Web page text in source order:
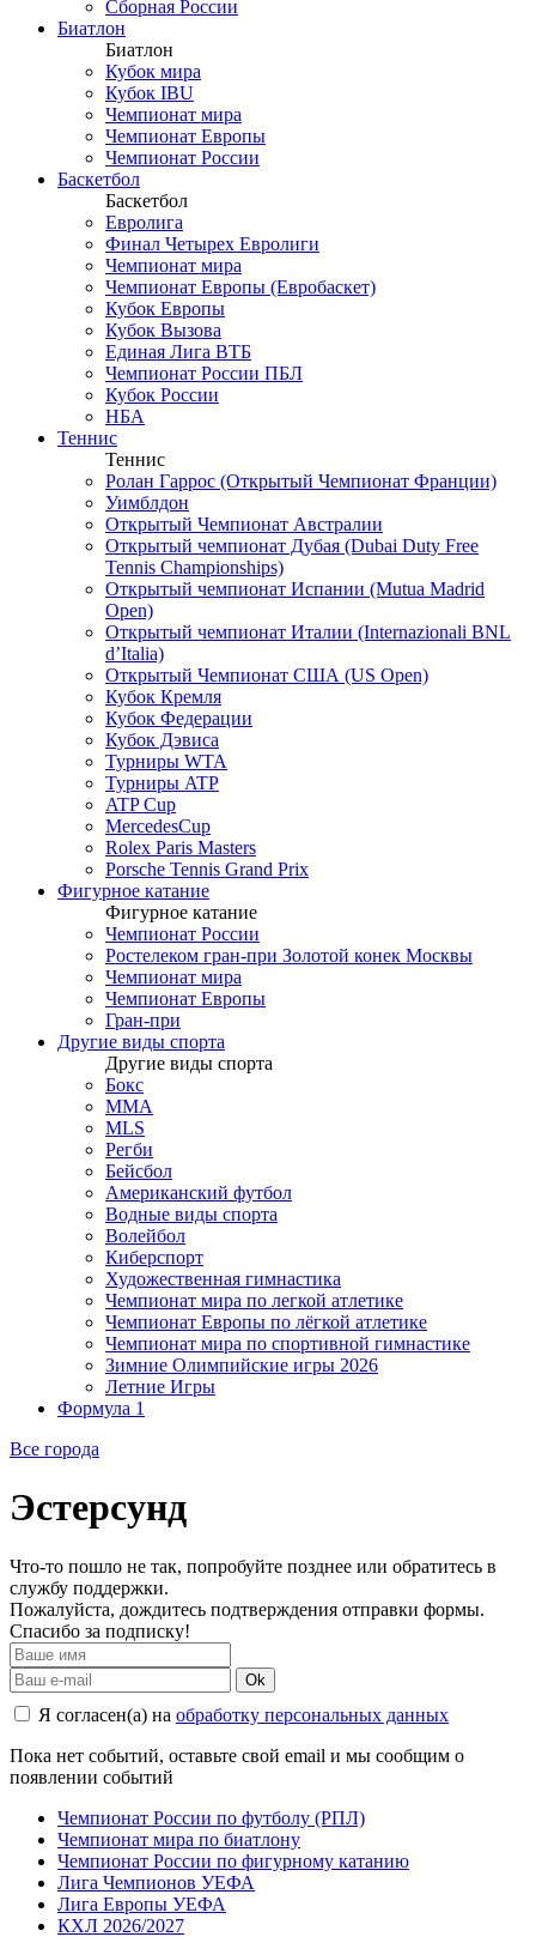
Сборная России
Биатлон
Биатлон
Кубок мира
Кубок IBU
Чемпионат мира
Чемпионат Европы
Чемпионат России
Баскетбол
Баскетбол
Евролига
Финал Четырех Евролиги
Чемпионат мира
Чемпионат Европы (Евробаскет)
Кубок Европы
Кубок Вызова
Единая Лига ВТБ
Чемпионат России ПБЛ
Кубок России
НБА
Теннис
Теннис
Ролан Гаррос (Открытый Чемпионат Франции)
Уимблдон
Открытый Чемпионат Австралии
Открытый чемпионат Дубая (Dubai Duty Free
Tennis Championships)
Открытый чемпионат Испании (Mutua Madrid
Open)
Открытый чемпионат Италии (Internazionali BNL
d’Italia)
Открытый Чемпионат США (US Open)
Кубок Кремля
Кубок Федерации
Кубок Дэвиса
Турниры WTA
Турниры ATP
ATP Cup
MercedesCup
Rolex Paris Masters
Porsche Tennis Grand Prix
Фигурное катание
Фигурное катание
Чемпионат России
Ростелеком гран-при Золотой конек Москвы
Чемпионат мира
Чемпионат Европы
Гран-при
Другие виды спорта
Другие виды спорта
Бокс
MMA
MLS
Регби
Бейсбол
Американский футбол
Водные виды спорта
Волейбол
Киберспорт
Художественная гимнастика
Чемпионат мира по легкой атлетике
Чемпионат Европы по лёгкой атлетике
Чемпионат мира по спортивной гимнастике
Зимние Олимпийские игры 2026
Летние Игры
Формула 1
Все города
Эстерсунд
Что-то пошло не так, попробуйте позднее или обратитесь в
службу поддержки.
Пожалуйста, дождитесь подтверждения отправки формы.
Спасибо за подписку!
Ok
Я согласен(а) на обработку персональных данных
Пока нет событий, оставьте свой email и мы сообщим о
появлении событий
Чемпионат России по футболу (РПЛ)
Чемпионат мира по биатлону
Чемпионат России по фигурному катанию
Лига Чемпионов УЕФА
Лига Европы УЕФА
КХЛ 2026/2027